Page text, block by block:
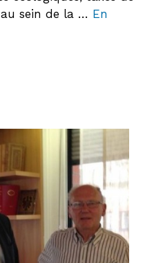
sein de la … En